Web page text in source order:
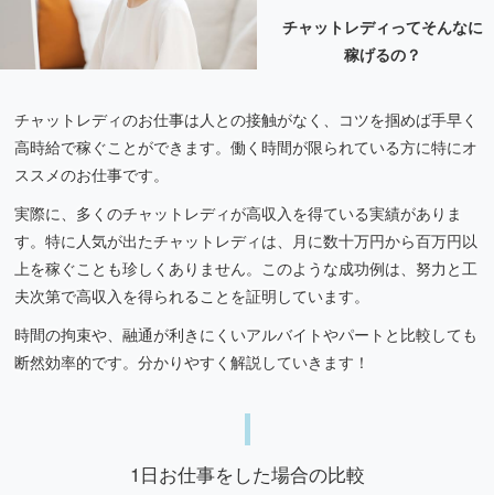
チャットレディってそんなに
稼げるの？
チャットレディのお仕事は人との接触がなく、コツを掴めば手早く
高時給で稼ぐことができます。働く時間が限られている方に特にオ
ススメのお仕事です。
実際に、多くのチャットレディが高収入を得ている実績がありま
す。特に人気が出たチャットレディは、月に数十万円から百万円以
上を稼ぐことも珍しくありません。このような成功例は、努力と工
夫次第で高収入を得られることを証明しています。
時間の拘束や、融通が利きにくいアルバイトやパートと比較しても
断然効率的です。分かりやすく解説していきます！
1日お仕事をした場合の比較